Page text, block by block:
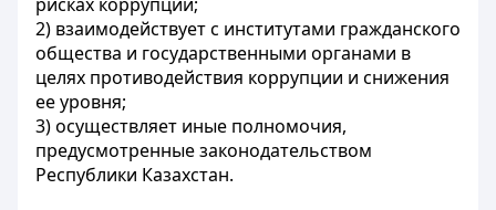
2) взаимодействует с институтами гражданского
общества и государственными органами в
целях противодействия коррупции и снижения
ее уровня;
3) осуществляет иные полномочия,
предусмотренные законодательством
Республики Казахстан.